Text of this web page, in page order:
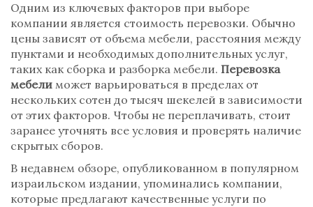
Одним из ключевых факторов при выборе
компании является стоимость перевозки. Обычно
цены зависят от объема мебели, расстояния между
пунктами и необходимых дополнительных услуг,
таких как сборка и разборка мебели. Перевозка
мебели может варьироваться в пределах от
нескольких сотен до тысяч шекелей в зависимости
от этих факторов. Чтобы не переплачивать, стоит
заранее уточнять все условия и проверять наличие
скрытых сборов.
В недавнем обзоре, опубликованном в популярном
израильском издании, упоминались компании,
которые предлагают качественные услуги по